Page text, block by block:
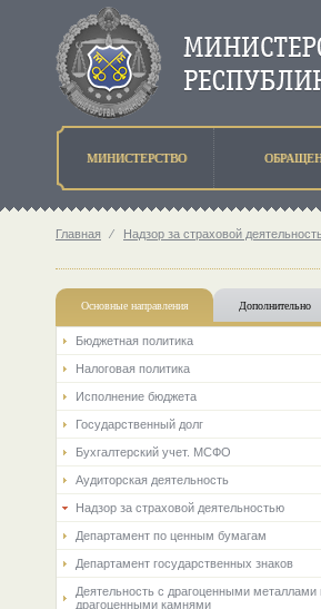
МИНИСТЕРСТВО
Главная ⁄ Надзор за страховой
Основные направления Дополнительно
Бюджетная политика
Налоговая политика
Исполнение бюджета
Государственный долг
Бухгалтерский учет. МСФО
Аудиторская деятельность
Надзор за страховой деятельностью
Департамент по ценным бумагам
Департамент государственных знаков
Деятельность с драгоценными металлами
драгоценными камнями